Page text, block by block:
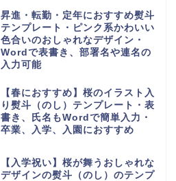
昇進・転勤・定年におすすめ熨斗
テンプレート・ピンク系かわいい
色合いのおしゃれなデザイン・
Wordで表書き、部署名や連名の
入力可能
【春におすすめ】桜のイラスト入
り熨斗（のし）テンプレート・表
書き、氏名もWordで簡単入力・
卒業、入学、入園におすすめ
【入学祝い】桜が舞うおしゃれな
デザインの熨斗（のし）のテンプ